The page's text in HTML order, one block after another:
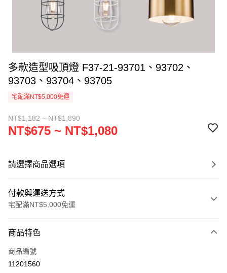
多款造型吸頂燈 F37-21-93701、93702、
93703、93704、93705
宅配滿NT$5,000免運
NT$1,182 ~ NT$1,890
NT$675 ~ NT$1,080
請選擇商品選項
付款與運送方式
宅配滿NT$5,000免運
信用卡一次付款
LINE Pay
商品特色
商品編號
11201560